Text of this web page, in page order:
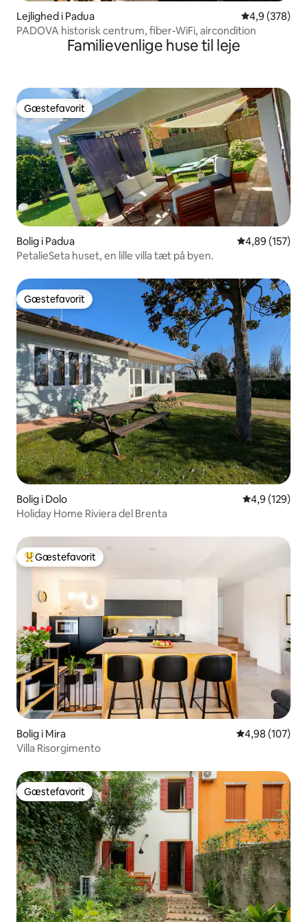
Lejlighed i Padua 4,9 ud af 5 i
4,9 (378)
PADOVA historisk centrum, fiber-WiFi, aircondition
Familievenlige huse til leje
Gæstefavorit
Gæstefavorit
Bolig i Padua 4,89 ud af 5 i
4,89 (157)
PetalieSeta huset, en lille villa tæt på byen.
Gæstefavorit
Gæstefavorit
Bolig i Dolo 4,9 ud af 5 i
4,9 (129)
Holiday Home Riviera del Brenta
Bedste gæstefavorit
Gæstefavorit
Bolig i Mira 4,98 ud af 5 i
4,98 (107)
Villa Risorgimento
Gæstefavorit
Gæstefavorit